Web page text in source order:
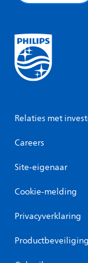
Relaties met
Careers
Site-eigenaar
Cookie-melding
Privacyverklaring
Productbeveiliging